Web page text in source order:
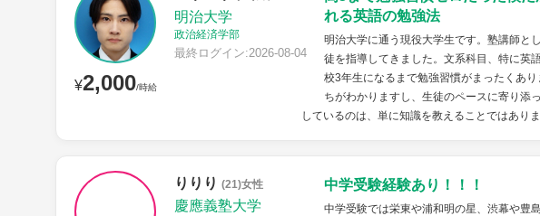
¥2,000/時給
明治大学
政治経済学部
最終ログイン:2026-08-04
れる英語の勉強法
明治大学に通う現役大学生です。塾講師と
徒を指導してきました。文系科目、特に英
校3年生になるまで勉強習慣がまったくあ
ちがわかりますし、生徒のペースに寄り添
しているのは、単に知識を教えることではあり
りりり (21)女性
慶應義塾大学
中学受験経験あり！！！
中学受験では栄東や浦和明の星、渋幕や豊